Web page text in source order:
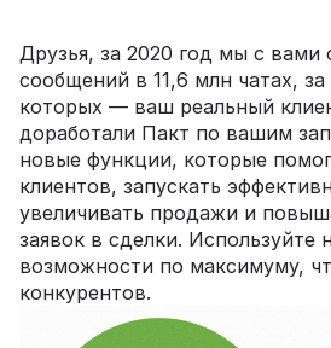
Друзья, за 2020 год мы с вами
сообщений в 11,6 млн чатах,
которых — ваш реальный
доработали Пакт по вашим
новые функции, которые
клиентов, запускать
увеличивать продажи и
заявок в сделки. Используйте
возможности по максимуму,
конкурентов.